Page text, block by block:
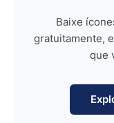
Baixe
gratuitamente,
que